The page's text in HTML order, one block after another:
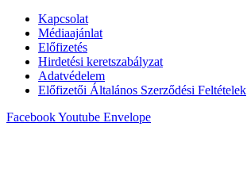
Kapcsolat
Médiaajánlat
Előfizetés
Hirdetési keretszabályzat
Adatvédelem
Előfizetői Általános Szerződési Feltételek
FacebookYoutube Envelope